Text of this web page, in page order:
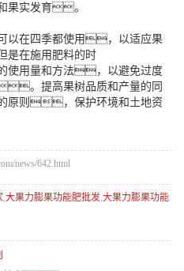
果实发育。
以在四季都使用，以适应果
在施用肥料的时
用量和方法，以避免过度
。提高果树品质和产量的同
原则，保护环境和土地资
news/642.html
大果力膨果功能肥批发 大果力膨果功能